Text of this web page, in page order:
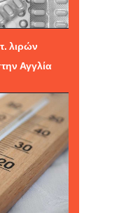
12:11
λιρών
Αγγλία